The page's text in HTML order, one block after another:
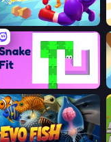
Punchy Race
Snake Fit